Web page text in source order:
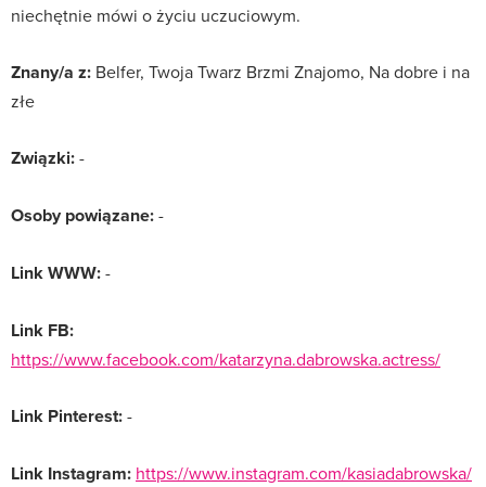
niechętnie mówi o życiu uczuciowym.
Znany/a z: Belfer, Twoja Twarz Brzmi Znajomo, Na dobre i na
złe
Związki:-
Osoby powiązane:-
Link WWW:-
Link FB:
https://www.facebook.com/katarzyna.dabrowska.actress/
Link Pinterest:-
Link Instagram: https://www.instagram.com/kasiadabrowska/